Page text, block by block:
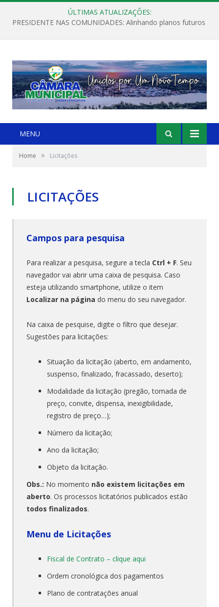
ÚLTIMAS ATUALIZAÇÕES:
PRESIDENTE NAS COMUNIDADES: Alinhando planos futuros
MENU
Home » Licitações
LICITAÇÕES
Campos para pesquisa
Para realizar a pesquisa, segure a tecla Ctrl + F. Seu
navegador vai abrir uma caixa de pesquisa. Caso
esteja utilizando smartphone, utilize o item
Localizar na página do menu do seu navegador.
Na caixa de pesquise, digite o filtro que desejar.
Sugestões para licitações:
Situação da licitação (aberto, em andamento,
suspenso, finalizado, fracassado, deserto);
Modalidade da licitação (pregão, tomada de
preço, convite, dispensa, inexigibilidade,
registro de preço…);
Número da licitação;
Ano da licitação;
Objeto da licitação.
Obs.: No momento não existem licitações em
aberto. Os processos licitatórios publicados estão
todos finalizados.
Menu de Licitações
Fiscal de Contrato – clique aqui
Ordem cronológica dos pagamentos
Plano de contratações anual